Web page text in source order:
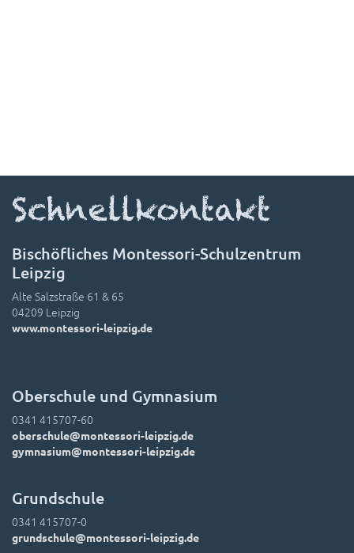
Schnellkontakt
Bischöfliches Montessori-Schulzentrum
Leipzig
Alte Salzstraße 61 & 65
04209 Leipzig
www.montessori-leipzig.de
Oberschule und Gymnasium
0341 415707-60
oberschule@montessori-leipzig.de
gymnasium@montessori-leipzig.de
Grundschule
0341 415707-0
grundschule@montessori-leipzig.de